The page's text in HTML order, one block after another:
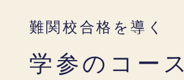
難関校合格を導く
学参のコース